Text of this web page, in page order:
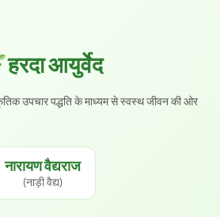
हरदा आयुर्वेद
उपचार पद्धति के माध्यम से स्वस्थ जीवन की ओर
नारायण वैद्यराज
(नाड़ी वैद्य)